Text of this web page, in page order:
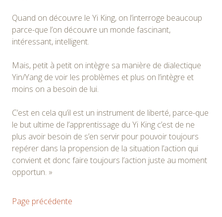
Quand on découvre le Yi King, on l’interroge beaucoup
parce-que l’on découvre un monde fascinant,
intéressant, intelligent.
Mais, petit à petit on intègre sa manière de dialectique
Yin/Yang de voir les problèmes et plus on l’intègre et
moins on a besoin de lui.
C’est en cela qu’il est un instrument de liberté, parce-que
le but ultime de l’apprentissage du Yi King c’est de ne
plus avoir besoin de s’en servir pour pouvoir toujours
repérer dans la propension de la situation l’action qui
convient et donc faire toujours l’action juste au moment
opportun. »
Page précédente